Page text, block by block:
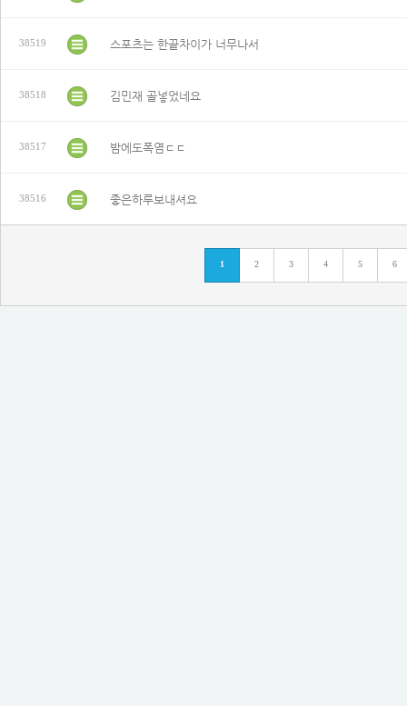
38519 스포츠는 한끝차이가 너무나서
38518 김민재 골넣었네요
38517 밤에도폭염ㄷㄷ
38516 좋은하루보내셔요
1 2 3 4 5 6